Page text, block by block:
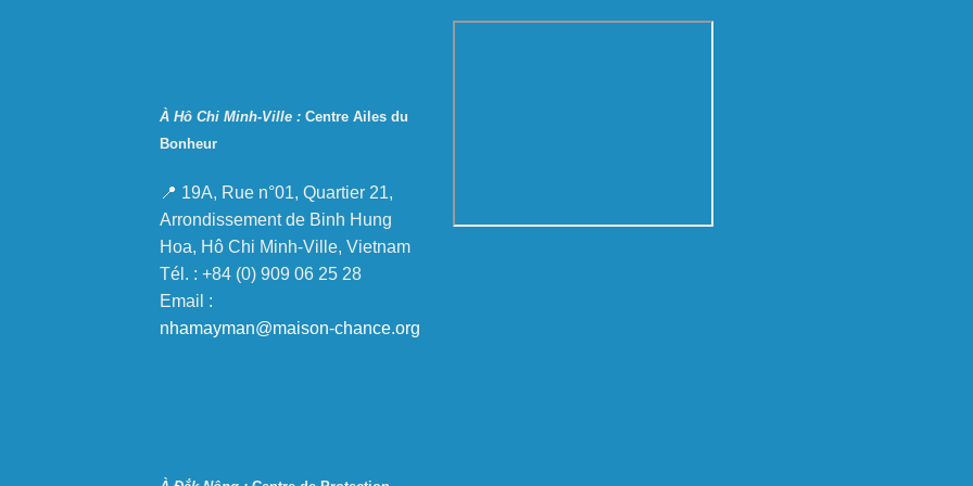
À Hô Chi Minh-Ville : Centre Ailes du
Bonheur
📍 19A, Rue n°01, Quartier 21,
Arrondissement de Binh Hung
Hoa, Hô Chi Minh-Ville, Vietnam
Tél. : +84 (0) 909 06 25 28
Email :
nhamayman@maison-chance.org